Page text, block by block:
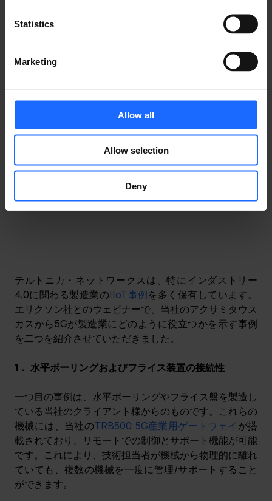
Statistics
Marketing
Allow all
Allow selection
Deny
5Gを活用した製造業におい
テルトニカ・ネットワークスは、特にインダストリー
4.0に関わる製造業のIIoT事例を多く保有しています。
エリクソン社とのウェビナーで、当社のアクサミタウス
カスから5Gが製造業にどのように役立つかを示す事例
を二つを紹介させていただきました。
1． 水平ボーリングおよびフライス装置の接続性
一つ目の事例は、水平ボーリングやフライス盤を製造し
ている当社のクライアント様からのものです。これらの
機械には、当社のTRB500 5G産業用ゲートウェイ が搭
載されており、リモートでの制御とサポート機能が可能
です。これにより、技術担当者が機械から物理的に離れ
ていても、複数の機械を一度に管理/サポートすること
ができます。